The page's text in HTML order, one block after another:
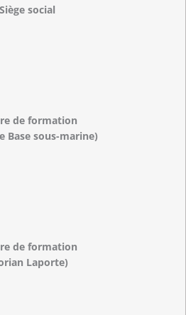
Siège social
de formation
Base sous-marine)
de formation
Laporte)